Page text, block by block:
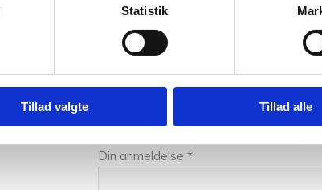
Statistik
Tillad valgte Tillad alle
Vær den første til at
Din e-mailadresse vil ikke blive
Din bedømmelse
Din anmeldelse *